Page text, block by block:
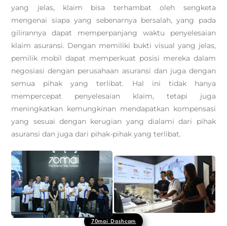
yang jelas, klaim bisa terhambat oleh sengketa
mengenai siapa yang sebenarnya bersalah, yang pada
gilirannya dapat memperpanjang waktu penyelesaian
klaim asuransi. Dengan memiliki bukti visual yang jelas,
pemilik mobil dapat memperkuat posisi mereka dalam
negosiasi dengan perusahaan asuransi dan juga dengan
semua pihak yang terlibat. Hal ini tidak hanya
mempercepat penyelesaian klaim, tetapi juga
meningkatkan kemungkinan mendapatkan kompensasi
yang sesuai dengan kerugian yang dialami dari pihak
asuransi dan juga dari pihak-pihak yang terlibat.
70mai Dashcam